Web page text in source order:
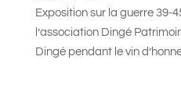
Exposition sur la guerre 39-
l’association Dingé
Dingé pendant le vin